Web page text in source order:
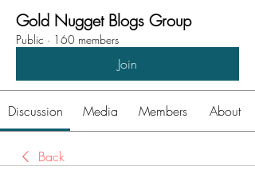
Gold Nugget Blogs Group
Public · 160 members
Join
Discussion Media Members About
Back